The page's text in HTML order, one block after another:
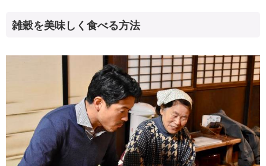
雑穀を美味しく食べる方法